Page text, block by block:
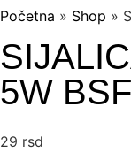
Početna » Shop »
5W BSF
29 rsd